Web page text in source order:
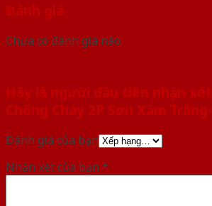
Đánh giá
Chưa có đánh giá nào.
Hãy là người đầu tiên nhận xét
Chống Cháy 2P Sơn Xám
Đánh giá của bạn
Nhận xét của bạn *